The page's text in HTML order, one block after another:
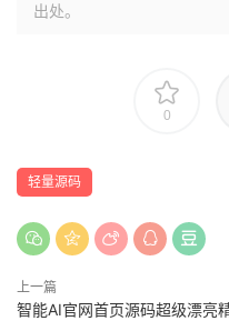
出处。
0
轻量源码
上一篇
智能AI官网首页源码超级漂亮